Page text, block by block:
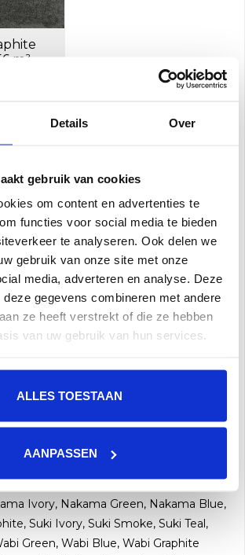
Details Over
gebruik van cookies
om content en advertenties te
functies voor social media te bieden
te analyseren. Ook delen we
gebruik van onze site met onze
media, adverteren en analyse. Deze
deze gegevens combineren met andere
ze heeft verstrekt of die ze hebben
van uw gebruik van hun services.
ALLES TOESTAAN
AANPASSEN
m²
– Zen-geïnspireerde
in diverse texturen
is geïnspireerd op het
symbool "Enso", dat staat voor
en leegte.
in een serie wandtegels die zowel
uitstralen.wowdesigneu.com
(white body)
Binnenwand (niet vorstbestendig)
Ivory, Nakama Green, Nakama Blue,
Suki Ivory, Suki Smoke, Suki Teal,
Green, Wabi Blue, Wabi Graphite